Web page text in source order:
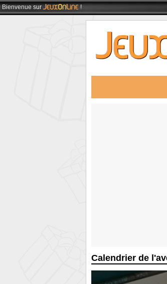
Bienvenue sur !
Calendrier de